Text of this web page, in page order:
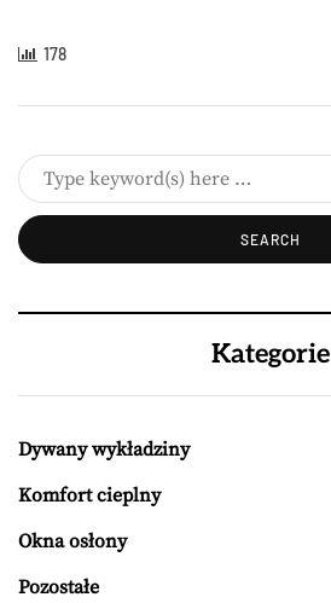
178
Kategorie
Dywany wykładziny
Komfort cieplny
Okna osłony
Pozostałe